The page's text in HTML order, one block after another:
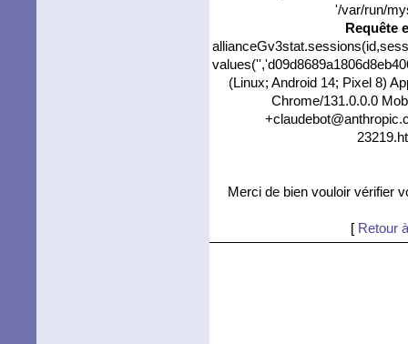
'/var/run/
Requête
(Linux; Android 14; Pixel 8)
Chrome/131.0.0.0
Merci de bien vouloir vérifier
[ Retour